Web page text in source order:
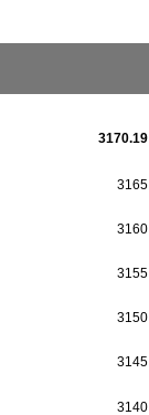
3140
3145
3150
3155
3160
3165
3170.19